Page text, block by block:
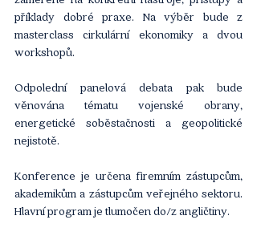
příklady dobré praxe. Na výběr bude z
masterclass cirkulární ekonomiky a dvou
workshopů.
Odpolední panelová debata pak bude
věnována tématu vojenské obrany,
energetické soběstačnosti a geopolitické
nejistotě.
Konference je určena firemním zástupcům,
akademikům a zástupcům veřejného sektoru.
Hlavní program je tlumočen do/z angličtiny.